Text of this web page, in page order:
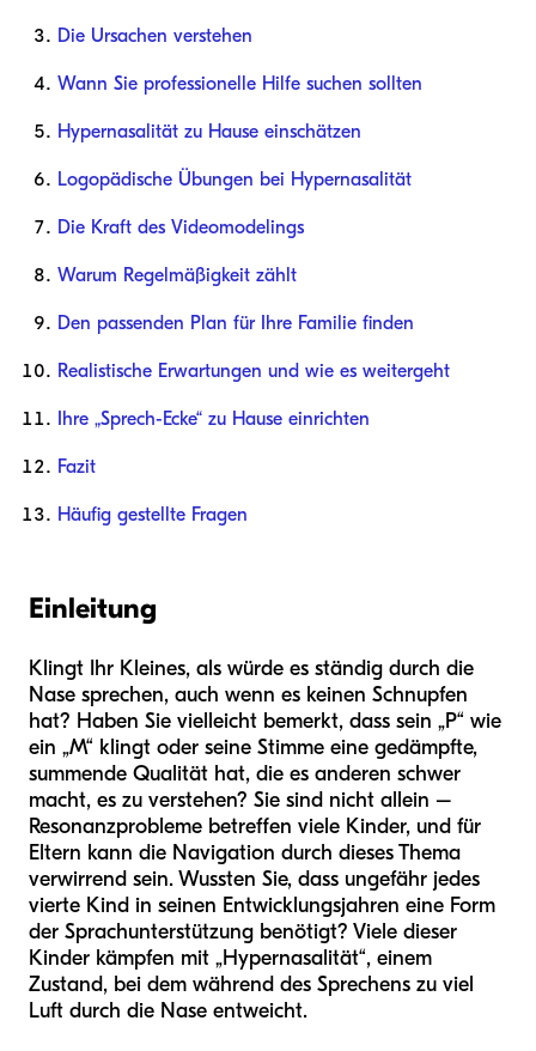
Die Ursachen verstehen
Wann Sie professionelle Hilfe suchen sollten
Hypernasalität zu Hause einschätzen
Logopädische Übungen bei Hypernasalität
Die Kraft des Videomodelings
Warum Regelmäßigkeit zählt
Den passenden Plan für Ihre Familie finden
Realistische Erwartungen und wie es weitergeht
Ihre „Sprech-Ecke“ zu Hause einrichten
Fazit
Häufig gestellte Fragen
Einleitung
Klingt Ihr Kleines, als würde es ständig durch die
Nase sprechen, auch wenn es keinen Schnupfen
hat? Haben Sie vielleicht bemerkt, dass sein „P“ wie
ein „M“ klingt oder seine Stimme eine gedämpfte,
summende Qualität hat, die es anderen schwer
macht, es zu verstehen? Sie sind nicht allein –
Resonanzprobleme betreffen viele Kinder, und für
Eltern kann die Navigation durch dieses Thema
verwirrend sein. Wussten Sie, dass ungefähr jedes
vierte Kind in seinen Entwicklungsjahren eine Form
der Sprachunterstützung benötigt? Viele dieser
Kinder kämpfen mit „Hypernasalität“, einem
Zustand, bei dem während des Sprechens zu viel
Luft durch die Nase entweicht.